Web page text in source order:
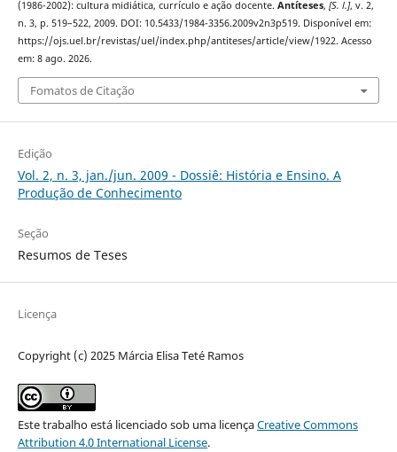
(1986-2002): cultura midiática, currículo e ação docente. Antíteses, [S. l.], v. 2,
n. 3, p. 519–522, 2009. DOI: 10.5433/1984-3356.2009v2n3p519. Disponível em:
https://ojs.uel.br/revistas/uel/index.php/antiteses/article/view/1922. Acesso
em: 8 ago. 2026.
Fomatos de Citação
Edição
Vol. 2, n. 3, jan./jun. 2009 - Dossiê: História e Ensino. A
Produção de Conhecimento
Seção
Resumos de Teses
Licença
Copyright (c) 2025 Márcia Elisa Teté Ramos
Este trabalho está licenciado sob uma licençaCreative Commons
Attribution 4.0 International License.